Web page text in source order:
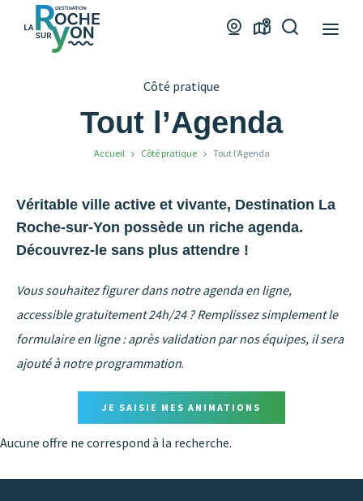
Office
de
Webcams
Carte
Côté pratique
Tout l’Agenda
Accueil Côté pratique Tout l’Agenda
Véritable ville active et vivante, Destination La
Roche-sur-Yon possède un riche agenda.
Découvrez-le sans plus attendre !
Vous souhaitez figurer dans notre agenda en ligne,
accessible gratuitement 24h/24 ? Remplissez simplement le
formulaire en ligne : après validation par nos équipes, il sera
ajouté à notre programmation.
JE SAISIE MES ANIMATIONS
Aucune offre ne correspond à la recherche.